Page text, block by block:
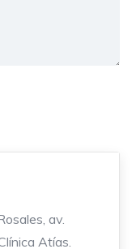
av.
Atías.